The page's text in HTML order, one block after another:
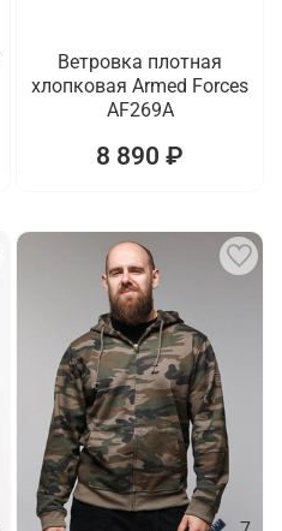
Ветровка плотная
хлопковая Armed Forces
AF269A
8 890 ₽